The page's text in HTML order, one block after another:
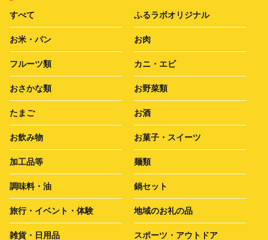
すべて ふるラボオリジナル
お米・パン お肉
フルーツ類 カニ・エビ
おさかな類 お野菜類
たまご お酒
お飲み物 お菓子・スイーツ
加工品等 麺類
調味料・油 鍋セット
旅行・イベント・体験 地域のお礼の品
雑貨・日用品 スポーツ・アウトドア